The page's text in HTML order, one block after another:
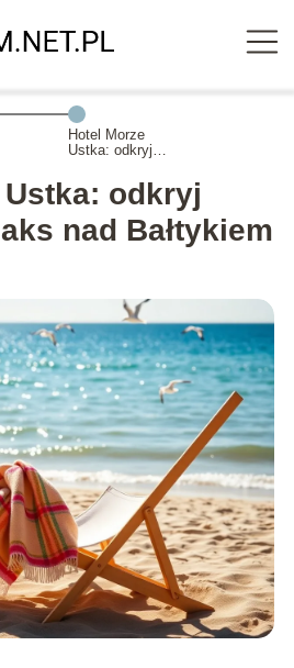
Hotel Morze
Ustka: odkryj
nad Bałtykiem
odkryj
nad Bałtykiem